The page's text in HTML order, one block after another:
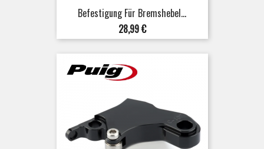
Befestigung Für Bremshebel...
Preis
28,99 €